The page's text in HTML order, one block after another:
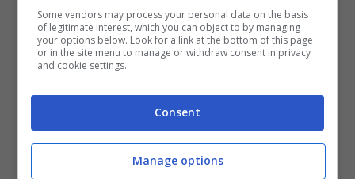
Articoli recenti
Automatici di Modelli AI da
4GB su Chrome: Guida
Some vendors may process your personal data on the basis
of legitimate interest, which you can object to by managing
your options below. Look for a link at the bottom of this page
or in the site menu to manage or withdraw consent in privacy
and cookie settings.
Consent
Manage options